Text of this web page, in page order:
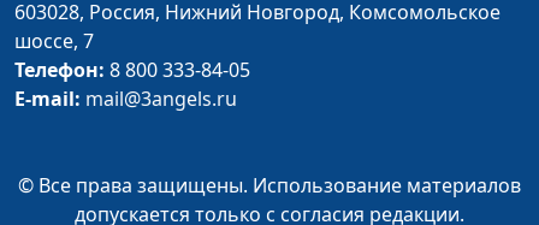
Мотивация
достижения и
мотивация
избегания
Ирина Кириченко,
#106
Елена Полашкова,
бизнес-тренер
603028, Россия, Нижний Новгород, Комсомольское
шоссе, 7
Телефон: 8 800 333-84-05
E-mail: mail@3angels.ru
© Все права защищены. Использование материалов
допускается только с согласия редакции.